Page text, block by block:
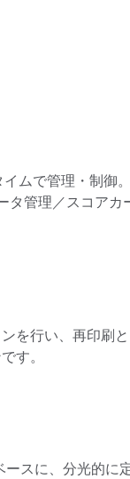
ムで管理・制御。
タ管理／スコアカ
を行い、再印刷と
す。
ースに、分光的に